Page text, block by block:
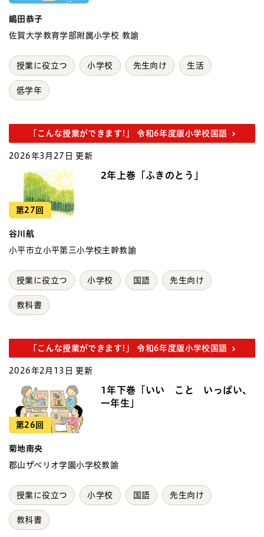
嶋田恭子
佐賀大学教育学部附属小学校 教諭
授業に役立つ 小学校 先生向け 生活
低学年
「こんな授業ができます!」 令和6年度版小学校国語
2026年3月27日 更新
第27回
2年上巻「ふきのとう」
谷川航
小平市立小平第三小学校主幹教諭
授業に役立つ 小学校 国語 先生向け
教科書
「こんな授業ができます!」 令和6年度版小学校国語
2026年2月13日 更新
第26回
1年下巻「いい こと いっぱい、
一年生」
菊地南央
郡山ザベリオ学園小学校教諭
授業に役立つ 小学校 国語 先生向け
教科書